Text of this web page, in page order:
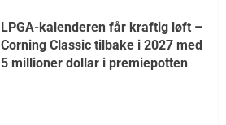
LPGA-kalenderen får kraftig løft –
Corning Classic tilbake i 2027 med
5 millioner dollar i premiepotten